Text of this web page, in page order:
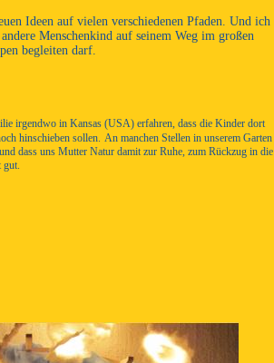
Ideen auf vielen verschiedenen Pfaden. Und ich
Menschenkind auf seinem Weg im großen
begleiten darf.
irgendwo in Kansas (USA) erfahren, dass die Kinder dort
hinschieben sollen. An manchen Stellen in unserem Garten
dass uns Mutter Natur damit zur Ruhe, zum Rückzug in die